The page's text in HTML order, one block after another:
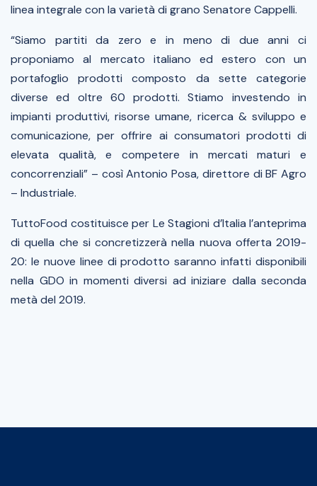
linea integrale con la varietà di grano Senatore Cappelli.
“Siamo partiti da zero e in meno di due anni ci
proponiamo al mercato italiano ed estero con un
portafoglio prodotti composto da sette categorie
diverse ed oltre 60 prodotti. Stiamo investendo in
impianti produttivi, risorse umane, ricerca & sviluppo e
comunicazione, per offrire ai consumatori prodotti di
elevata qualità, e competere in mercati maturi e
concorrenziali” – così Antonio Posa, direttore di BF Agro
– Industriale.
TuttoFood costituisce per Le Stagioni d’Italia l’anteprima
di quella che si concretizzerà nella nuova offerta 2019-
20: le nuove linee di prodotto saranno infatti disponibili
nella GDO in momenti diversi ad iniziare dalla seconda
metà del 2019.